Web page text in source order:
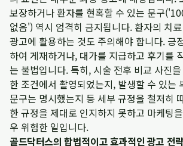
보장하거나 환자를 현혹할 수 있는 문구
없음') 역시 엄격히 금지됩니다. 환자의 치
광고에 활용하는 것도 주의해야 합니다. 긍
하여 게재하거나, 대가를 지급하고 후기를
는 불법입니다. 특히, 시술 전후 비교 사진
한 조건에서 촬영되었는지, 발생할 수 있는
문구는 명시했는지 등 세부 규정을 철저히
한 규정을 제대로 인지하지 못하고 마케팅
우 위험한 일입니다.
골드닥터스의 합법적이고 효과적인 광고 전략